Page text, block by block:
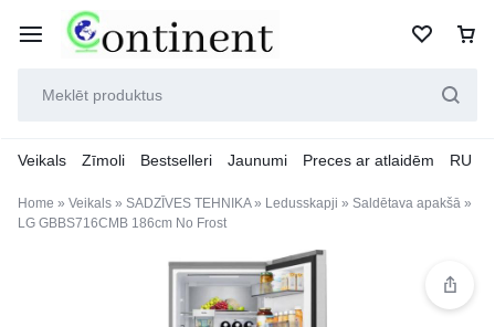
Veikals Zīmoli Bestselleri Jaunumi Preces ar atlaidēm RU
Home » Veikals » SADZĪVES TEHNIKA» Ledusskapji » Saldētava apakšā »
LG GBBS716CMB 186cm No Frost